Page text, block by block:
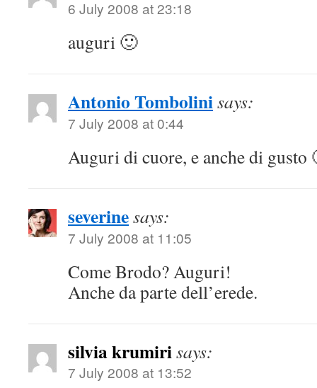
6 July 2008 at 23:18
auguri 🙂
Antonio Tombolinisays:
7 July 2008 at 0:44
Auguri di cuore, e anche di gusto
severinesays:
7 July 2008 at 11:05
Come Brodo? Auguri!
Anche da parte dell’erede.
silvia krumirisays:
7 July 2008 at 13:52